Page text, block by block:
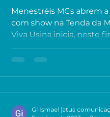
Menestréis MCs abrem
com show na Tenda da
Viva Usina inicia, neste
Gi Ismael (atua